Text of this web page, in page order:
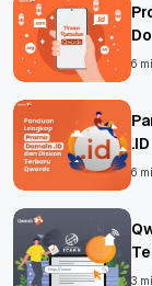
6
6
3